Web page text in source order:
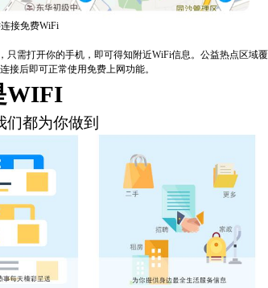
接免费WiFi
只需打开你的手机，即可得知附近WiFi信息。公益热点区域覆
接后即可正常使用免费上网功能。
WIFI
们都为你做到